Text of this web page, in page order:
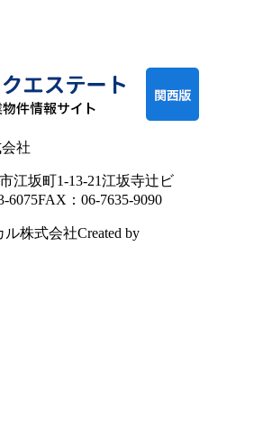
社
江坂町1-13-21江坂寺辻ビ
6075FAX：06-7635-9090
ル株式会社Created by